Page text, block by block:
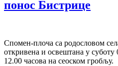
понос Бистрице
Спомен-плоча са родословом
откривена и освештана у
12.00 часова на сеоском гробљу.